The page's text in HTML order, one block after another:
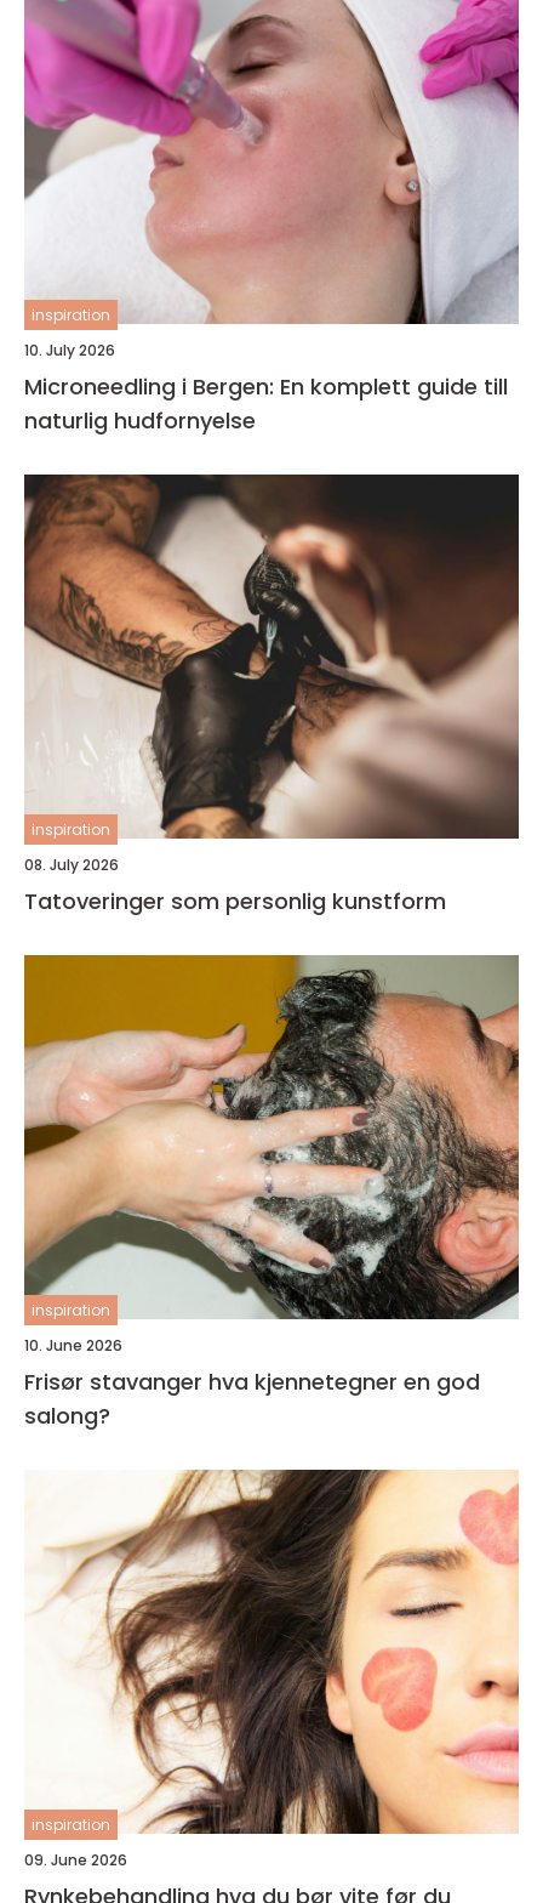
inspiration
10. July 2026
Microneedling i Bergen: En komplett guide till
naturlig hudfornyelse
inspiration
08. July 2026
Tatoveringer som personlig kunstform
inspiration
10. June 2026
Frisør stavanger hva kjennetegner en god
salong?
inspiration
09. June 2026
Rynkebehandling hva du bør vite før du